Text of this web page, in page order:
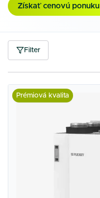
Získať cenovú ponuku
Filter
Prémiová kvalita